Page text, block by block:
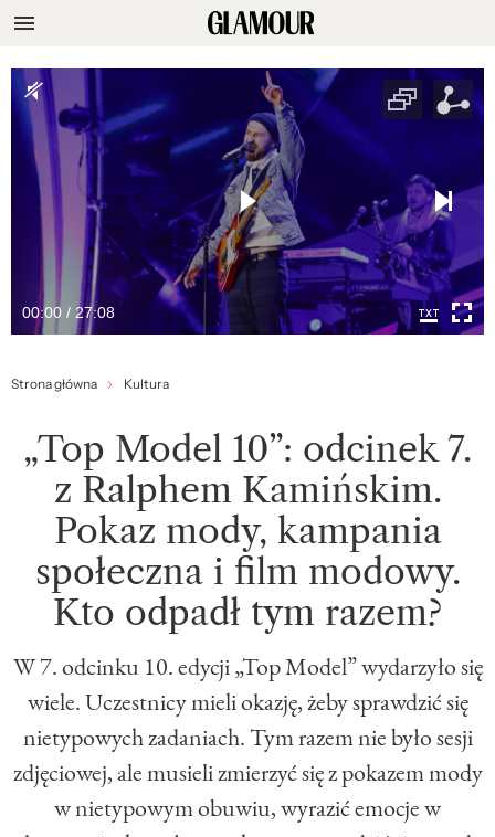
00:00 / 27:08
Strona główna Kultura
„Top Model 10”: odcinek 7.
z Ralphem Kamińskim.
Pokaz mody, kampania
społeczna i film modowy.
Kto odpadł tym razem?
W 7. odcinku 10. edycji „Top Model” wydarzyło się
wiele. Uczestnicy mieli okazję, żeby sprawdzić się
nietypowych zadaniach. Tym razem nie było sesji
zdjęciowej, ale musieli zmierzyć się z pokazem mody
w nietypowym obuwiu, wyrazić emocje w